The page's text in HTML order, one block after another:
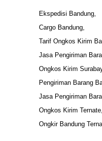
Ekspedisi Bandung,
Cargo Bandung,
Tarif Ongkos Kirim
Jasa Pengiriman
Ongkos Kirim
Pengiriman Barang
Jasa Pengiriman
Ongkos Kirim Ternate,
Ongkir Bandung